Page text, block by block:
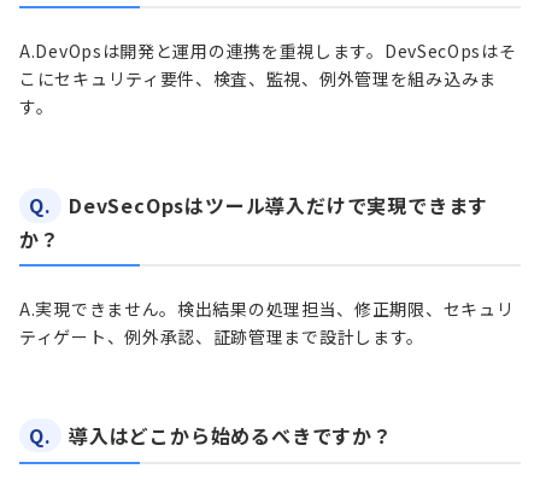
A.DevOpsは開発と運用の連携を重視します。DevSecOpsはそ
こにセキュリティ要件、検査、監視、例外管理を組み込みま
す。
Q.
DevSecOpsはツール導入だけで実現できます
か？
A.実現できません。検出結果の処理担当、修正期限、セキュリ
ティゲート、例外承認、証跡管理まで設計します。
Q. 導入はどこから始めるべきですか？